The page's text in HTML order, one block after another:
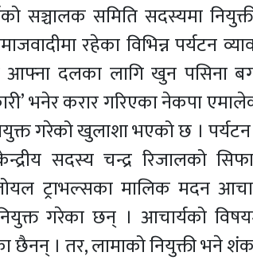
सञ्चालक समिति सदस्यमा
रहेका विभिन्न पर्यटन
दलका लागि खुन पसिना
भनेर करार गरिएका नेकपा
गरेको खुलाशा भएको छ । पर्यटन
सदस्य चन्द्र रिजालको
ट्राभल्सका मालिक मदन
गरेका छन् । आचार्यको
छैनन् । तर, लामाको नियुक्ती भने